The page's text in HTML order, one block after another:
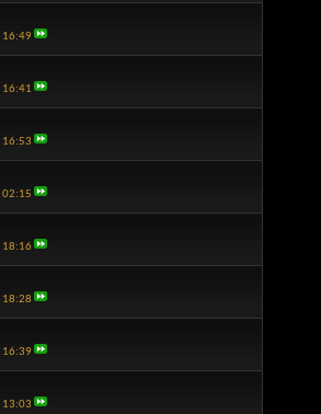
16:49
16:41
16:53
02:15
18:16
18:28
16:39
13:03